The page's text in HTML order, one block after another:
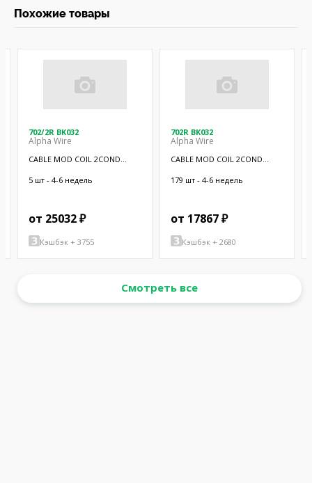
Похожие товары
702/2R BK032
Alpha Wire
CABLE MOD COIL 2COND
5 шт - 4-6 недель
от 25032 ₽
Кэшбэк + 3755
702R BK032
Alpha Wire
CABLE MOD COIL 2COND
179 шт - 4-6 недель
от 17867 ₽
Кэшбэк + 2680
Смотреть все